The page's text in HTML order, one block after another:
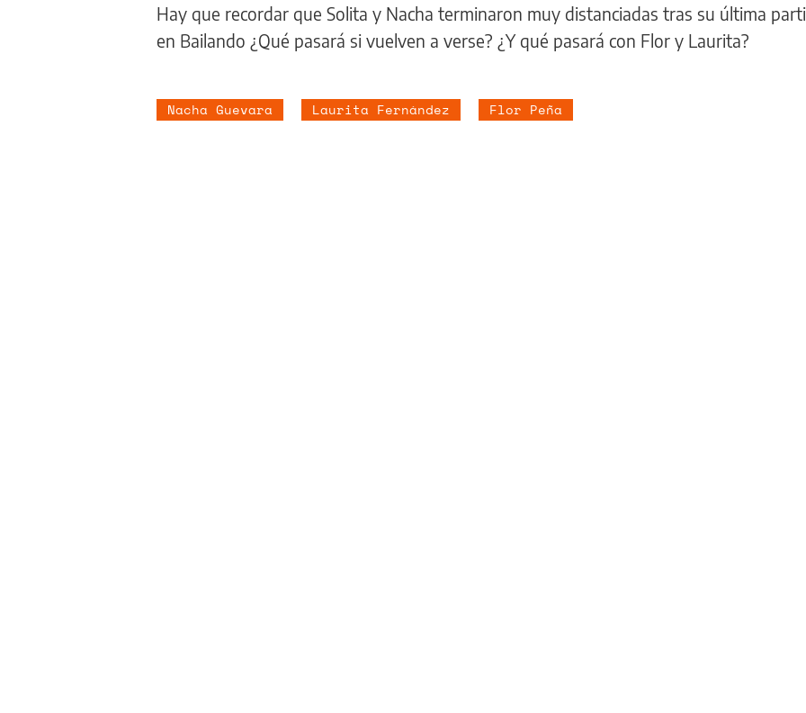
Hay que recordar que Solita y Nacha terminaron muy distanciadas tras su última
en Bailando ¿Qué pasará si vuelven a verse? ¿Y qué pasará con Flor y Laurita?
Nacha Guevara Laurita Fernández Flor Peña